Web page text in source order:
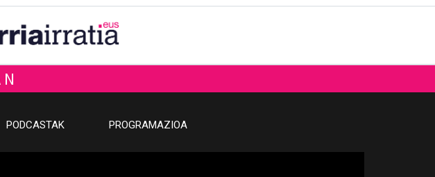
PODCASTAK PROGRAMAZIOA